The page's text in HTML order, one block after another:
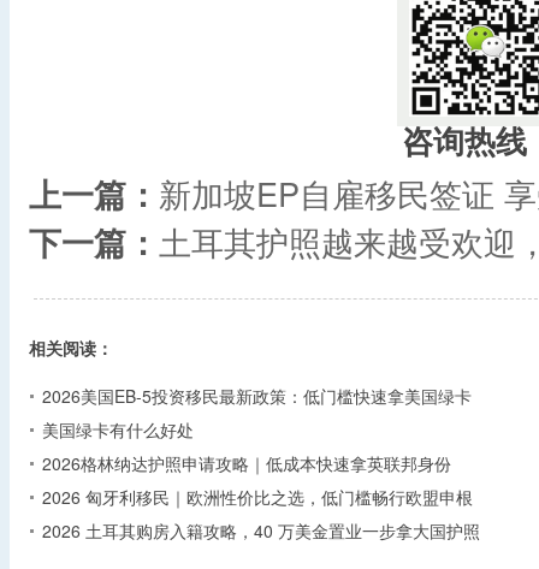
咨询热线
上一篇： 新加坡EP自雇移民签证
下一篇： 土耳其护照越来越受欢迎
相关阅读：
2026美国EB-5投资移民最新政策：低门槛快速拿美国绿卡
美国绿卡有什么好处
2026格林纳达护照申请攻略｜低成本快速拿英联邦身份
2026 匈牙利移民｜欧洲性价比之选，低门槛畅行欧盟申根
2026 土耳其购房入籍攻略，40 万美金置业一步拿大国护照